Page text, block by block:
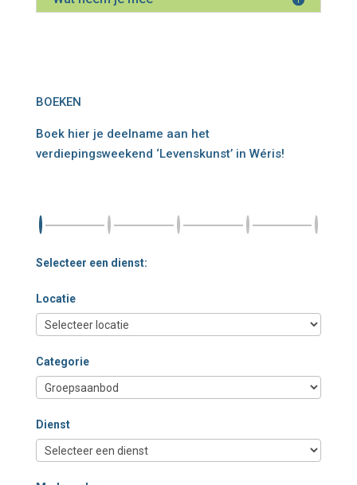
BOEKEN
Boek hier je deelname aan het
verdiepingsweekend ‘Levenskunst’ in Wéris!
Selecteer een dienst:
Locatie
Categorie
Dienst